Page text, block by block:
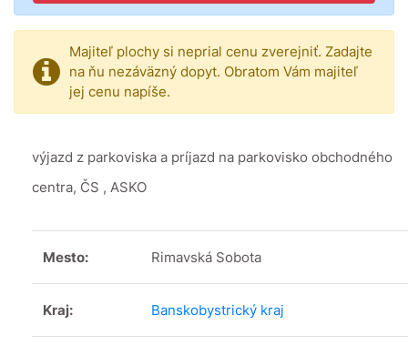
Majiteľ plochy si neprial cenu zverejniť. Zadajte
na ňu nezáväzný dopyt. Obratom Vám majiteľ
jej cenu napíše.
výjazd z parkoviska a príjazd na parkovisko obchodného
centra, ČS , ASKO
Mesto: Rimavská Sobota
Kraj: Banskobystrický kraj